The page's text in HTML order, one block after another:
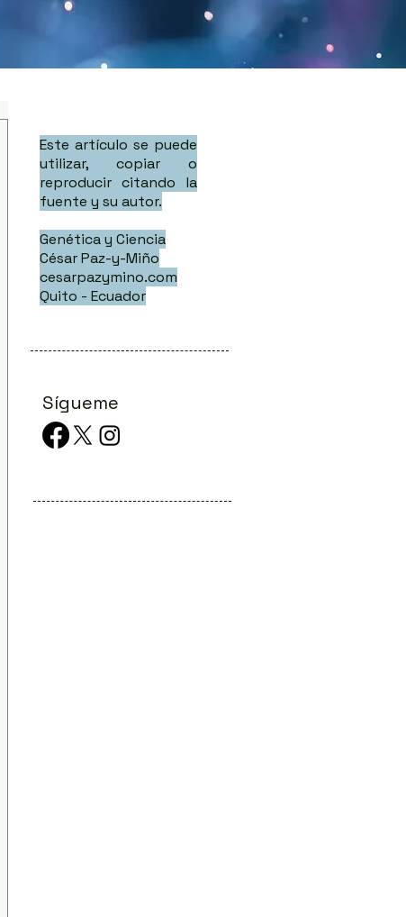
Este artículo se puede
utilizar, copiar o
reproducir citando la
fuente y su autor.
Genética y Ciencia
César Paz-y-Miño
cesarpazymino.com
Quito - Ecuador
Sígueme